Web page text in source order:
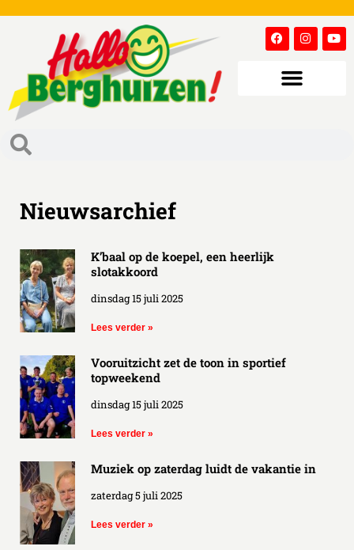
Nieuwsarchief
K’baal op de koepel, een heerlijk
slotakkoord
dinsdag 15 juli 2025
Lees verder »
Vooruitzicht zet de toon in sportief
topweekend
dinsdag 15 juli 2025
Lees verder »
Muziek op zaterdag luidt de vakantie in
zaterdag 5 juli 2025
Lees verder »